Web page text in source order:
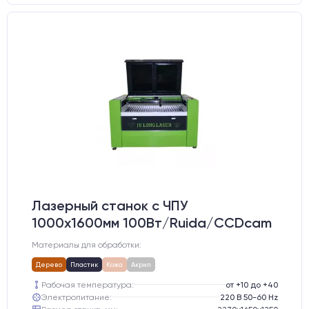
Лазерный станок c ЧПУ
1000х1600мм 100Вт/Ruida/CCDcam
Материалы для обработки:
Дерево Пластик Кожа Акрил
Рабочая температура:
от +10 до +40
Электропитание:
220 В 50-60 Hz